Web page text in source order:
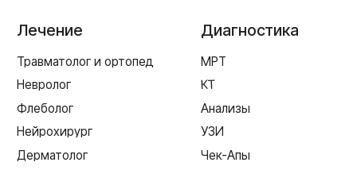
г. Смоленск
ул. Рыленкова, 11 Б
г. Ярцево
ул. Рыленкова, 40
ул. Шевченко, 65 Б